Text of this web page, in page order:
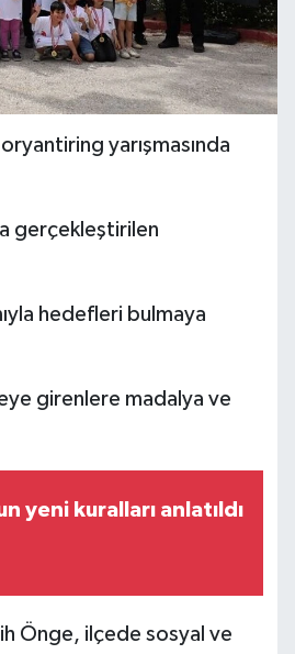
yarışmasında
gerçekleştirilen
hedefleri bulmaya
girenlere madalya ve
kuralları anlatıldı
Önge, ilçede sosyal ve